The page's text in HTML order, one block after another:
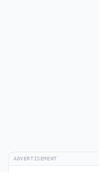
ADVERTISEMENT